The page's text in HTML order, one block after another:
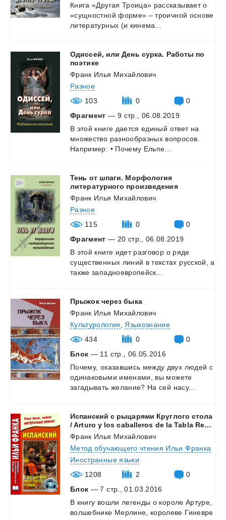
Книга «Другая Троица» рассказывает о
«сущностной форме» – троичной основе
литературных (и кинема...
Одиссей, или День сурка. Работы по
поэтике
Франк Илья Михайлович
Разное
103
0
0
Фрагмент — 9 стр., 06.08.2019
В этой книге дается единый ответ на
множество разнообразных вопросов.
Например: • Почему Ельпе...
Тень от шпаги. Морфология
литературного произведения
Франк Илья Михайлович
Разное
115
0
0
Фрагмент — 20 стр., 06.08.2019
В этой книге идет разговор о ряде
существенных линий в текстах русской,
а
также западноевропейск...
Прыжок через быка
Франк Илья Михайлович
Культурология
Языкознание
434
0
0
Блок — 11 стр., 06.05.2016
Почему, оказавшись между двух людей с
одинаковыми именами, вы можете
загадывать желание? На сей насу...
Испанский с рыцарями Круглого стола
/ Arturo y los caballeros de la Tabla Redonda
Франк Илья Михайлович
Метод обучающего чтения Ильи Франка
Иностранные языки
1208
2
0
Блок — 7 стр., 01.03.2016
В книгу вошли легенды о короле Артуре,
волшебнике Мерлине, королеве Гиневре